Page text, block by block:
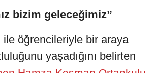
bizim geleceğimiz”
ile öğrencileriyle bir araya
yaşadığını belirten